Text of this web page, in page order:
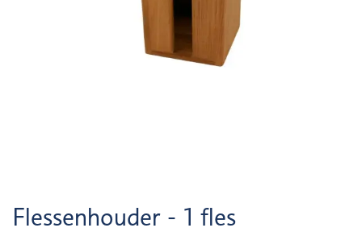
Flessenhouder - 1 fles